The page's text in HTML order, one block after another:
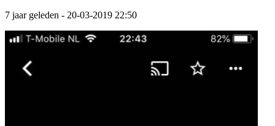
7 jaar geleden - 20-03-2019 22:50